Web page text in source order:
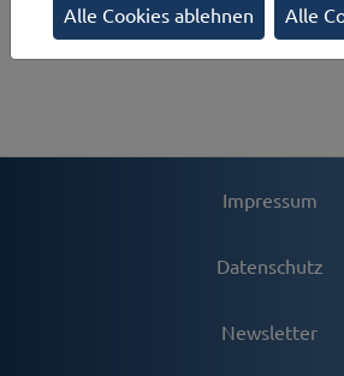
Verbraucherschutz
Werbung
Impressum
Datenschutz
Newsletter
Alle Cookies ablehnen Alle